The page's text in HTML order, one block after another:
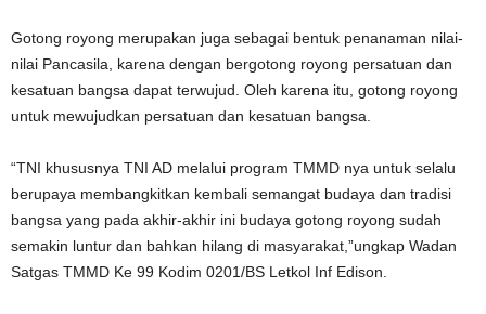
Gotong royong merupakan juga sebagai bentuk penanaman nilai-
nilai Pancasila, karena dengan bergotong royong persatuan dan
kesatuan bangsa dapat terwujud. Oleh karena itu, gotong royong
untuk mewujudkan persatuan dan kesatuan bangsa.
“TNI khususnya TNI AD melalui program TMMD nya untuk selalu
berupaya membangkitkan kembali semangat budaya dan tradisi
bangsa yang pada akhir-akhir ini budaya gotong royong sudah
semakin luntur dan bahkan hilang di masyarakat,”ungkap Wadan
Satgas TMMD Ke 99 Kodim 0201/BS Letkol Inf Edison.